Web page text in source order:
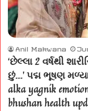
Anil Makwana
‘છેલ્લા 2 વર્ષથી
છું…’ પદ્મ ભૂષણ
alka yagnik
bhushan health